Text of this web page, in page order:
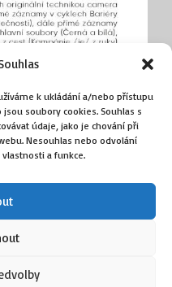
k ukládání a/nebo přístupu
soubory cookies. Souhlas s
údaje, jako je chování při
Nesouhlas nebo odvolání
a funkce.